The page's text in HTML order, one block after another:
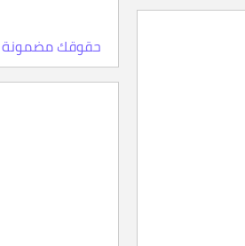
حقوقك مضمونة 100% ، اعلمها الآن، وماهي النقاط والمستويات